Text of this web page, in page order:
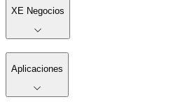
XE Negocios
Aplicaciones